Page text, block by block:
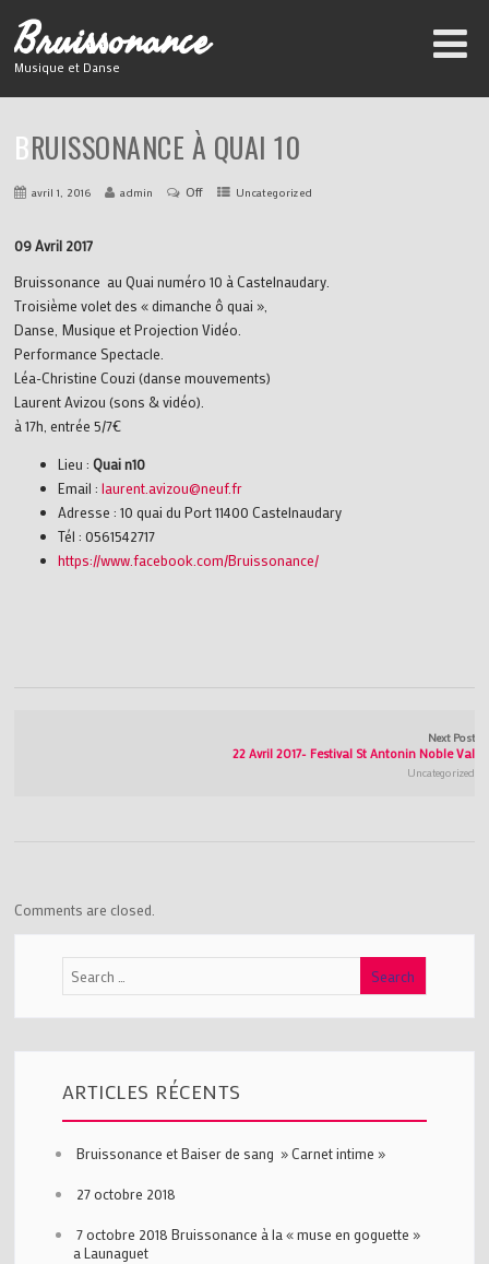
Bruissonance
Musique et Danse
BRUISSONANCE À QUAI 10
avril 1, 2016 admin Off Uncategorized
09 Avril 2017
Bruissonance au Quai numéro 10 à Castelnaudary.
Troisième volet des « dimanche ô quai »,
Danse, Musique et Projection Vidéo.
Performance Spectacle.
Léa-Christine Couzi (danse mouvements)
Laurent Avizou (sons & vidéo).
à 17h, entrée 5/7€
Lieu :Quai n10
Email :laurent.avizou@neuf.fr
Adresse : 10 quai du Port 11400 Castelnaudary
Tél : 0561542717
https://www.facebook.com/Bruissonance/
Next Post
22 Avril 2017- Festival St Antonin Noble Val
Uncategorized
Comments are closed.
ARTICLES RÉCENTS
Bruissonance et Baiser de sang » Carnet intime »
27 octobre 2018
7 octobre 2018 Bruissonance à la « muse en goguette »
a Launaguet